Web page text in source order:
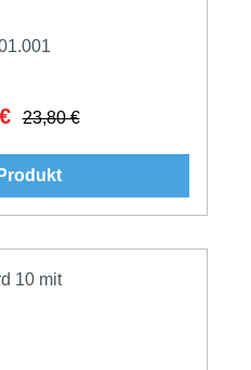
Regulärer Preis:
23,80 €